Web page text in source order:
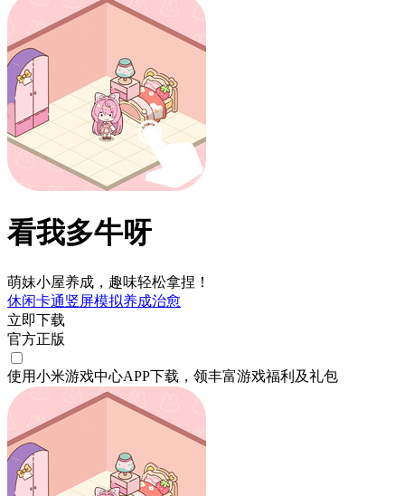
看我多牛呀
萌妹小屋养成，趣味轻松拿捏！
休闲卡通竖屏模拟养成治愈
立即下载
官方正版
使用小米游戏中心APP下载 ，领丰富游戏福利 及礼包